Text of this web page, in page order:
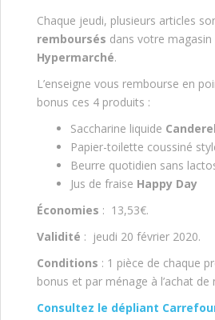
Chaque jeudi, plusieurs articles
remboursés dans votre magasin
Hypermarché.
L’enseigne vous rembourse en
bonus ces 4 produits :
Saccharine liquide Canderel
Papier-toilette coussiné
Beurre quotidien sans
Jus de fraise Happy Day
Économies : 13,53€.
Validité : jeudi 20 février 2020.
Conditions : 1 pièce de chaque
bonus et par ménage à l’achat de
Consultez le dépliant